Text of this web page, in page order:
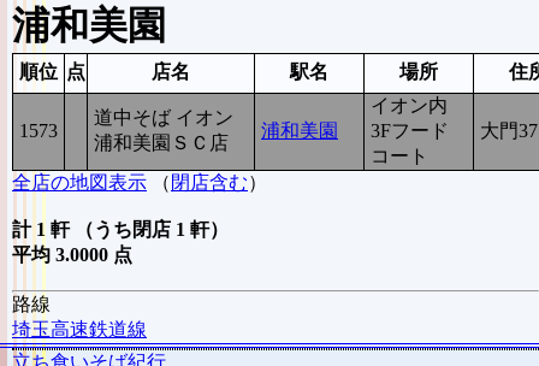
浦和美園
順位 点 店名 駅名 場所 住
1573
道中そば イオン
浦和美園ＳＣ店
浦和美園
イオン内
3Fフード
コート
大門
全店の地図表示 （ 閉店含む）
計 1 軒 （うち閉店 1 軒）
平均 3.0000 点
路線
埼玉高速鉄道線
立ち食いそば紀行